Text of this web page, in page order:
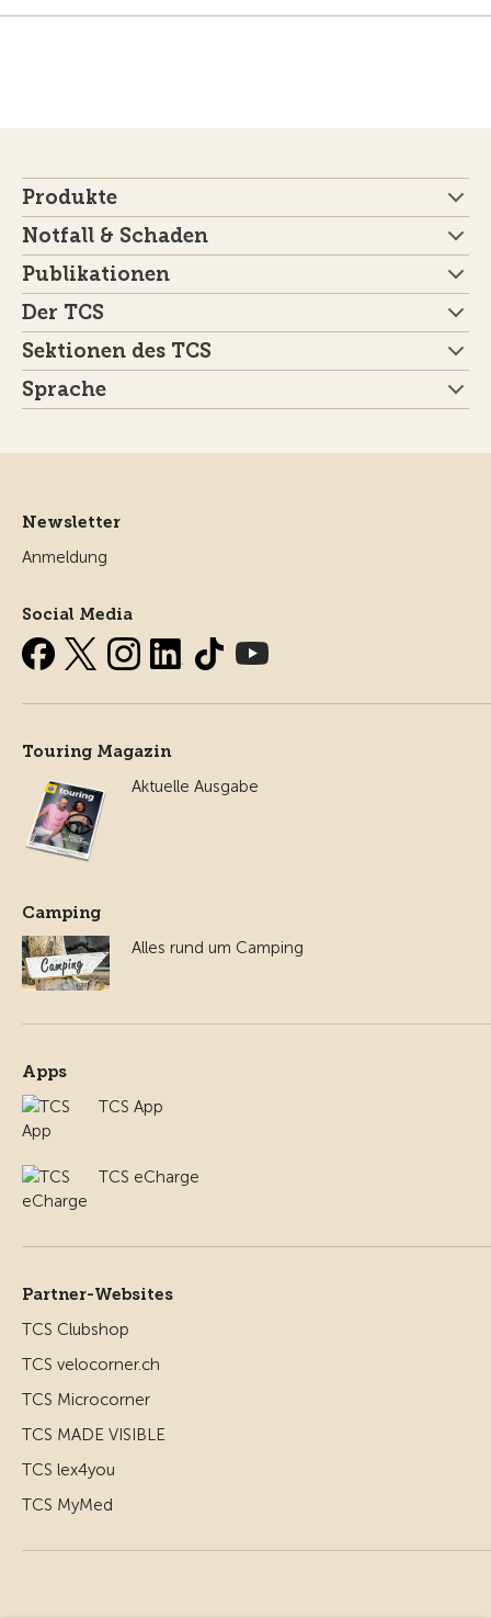
Produkte
Notfall & Schaden
Publikationen
Der TCS
Sektionen des TCS
Sprache
Newsletter
Anmeldung
Social Media
Touring Magazin
Aktuelle Ausgabe
Camping
Alles rund um Camping
Apps
TCS App
TCS eCharge
Partner-Websites
TCS Clubshop
TCS velocorner.ch
TCS Microcorner
TCS MADE VISIBLE
TCS lex4you
TCS MyMed